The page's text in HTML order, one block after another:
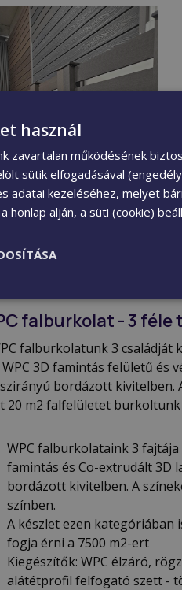
falburkolat - 3 féle
falburkolatunk 3 családját
WPC 3D famintás felületű és
bordázott kivitelben.
20 m2 falfelületet
WPC falburkolataink 3
famintás és Co-extrudált 3D
bordázott kivitelben. A
színben.
A készlet ezen kategóriában
fogja érni a 7500 m2-ert
Kiegészítők: WPC élzáró,
alátétprofil felfogató szett -
használ
zavartalan működésének
sütik elfogadásával
adatai kezeléséhez, melyet
honlap alján, a süti (cookie)